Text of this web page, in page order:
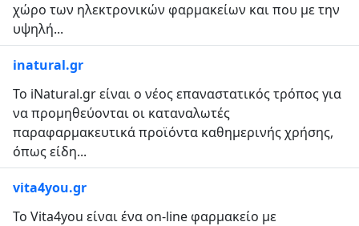
χώρο των ηλεκτρονικών φαρμακείων και που με την
υψηλή...
inatural.gr
Το iΝatural.gr είναι ο νέος επαναστατικός τρόπος για
να προμηθεύονται οι καταναλωτές
παραφαρμακευτικά προϊόντα καθημερινής χρήσης,
όπως είδη...
vita4you.gr
Το Vita4you είναι ένα on-line φαρμακείο με